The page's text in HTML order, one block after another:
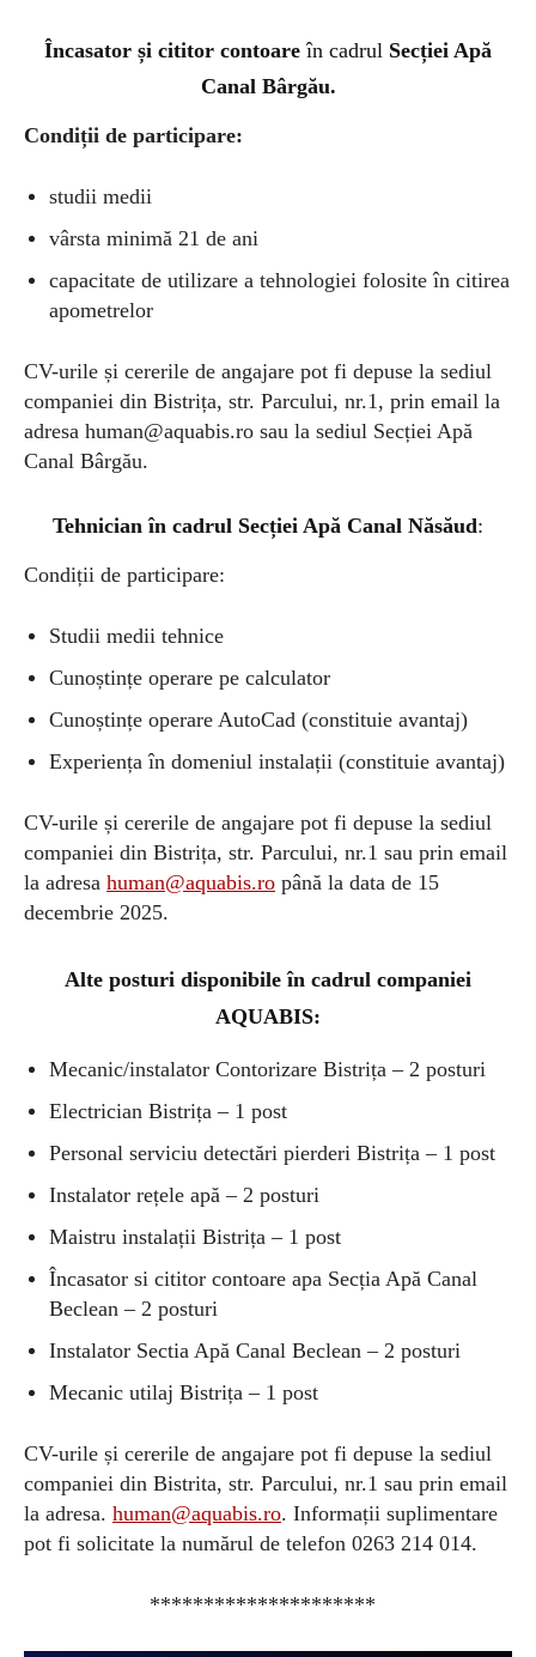
Încasator și cititor contoareîn cadrul Secției Apă
Canal Bârgău.
Condiții de participare:
studii medii
vârsta minimă 21 de ani
capacitate de utilizare a tehnologiei folosite în citirea
apometrelor
CV-urile și cererile de angajare pot fi depuse la sediul
companiei din Bistrița, str. Parcului, nr.1, prin email la
adresa human@aquabis.ro sau la sediul Secției Apă
Canal Bârgău.
Tehnician în cadrul Secției Apă Canal Năsăud:
Condiții de participare:
Studii medii tehnice
Cunoștințe operare pe calculator
Cunoștințe operare AutoCad (constituie avantaj)
Experiența în domeniul instalații (constituie avantaj)
CV-urile și cererile de angajare pot fi depuse la sediul
companiei din Bistrița, str. Parcului, nr.1 sau prin email
la adresa human@aquabis.ro până la data de 15
decembrie 2025.
Alte posturi disponibile în cadrul companiei
AQUABIS:
Mecanic/instalator Contorizare Bistrița – 2 posturi
Electrician Bistrița – 1 post
Personal serviciu detectări pierderi Bistrița – 1 post
Instalator rețele apă – 2 posturi
Maistru instalații Bistrița – 1 post
Încasator si cititor contoare apa Secția Apă Canal
Beclean – 2 posturi
Instalator Sectia Apă Canal Beclean – 2 posturi
Mecanic utilaj Bistrița – 1 post
CV-urile și cererile de angajare pot fi depuse la sediul
companiei din Bistrita, str. Parcului, nr.1 sau prin email
la adresa. human@aquabis.ro. Informații suplimentare
pot fi solicitate la numărul de telefon 0263 214 014.
*********************